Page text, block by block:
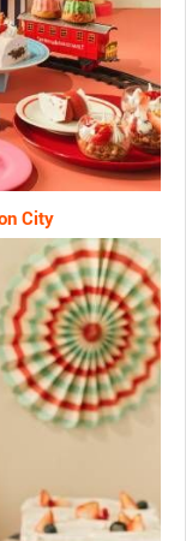
City